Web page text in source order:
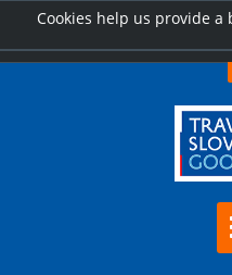
Cookies help us provide a